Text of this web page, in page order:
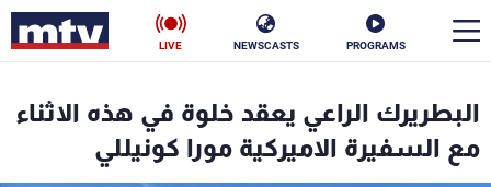
PROGRAMS
NEWSCASTS
LIVE
البطريرك الراعي يعقد خلوة في هذه الاثناء
مع السفيرة الاميركية مورا كونيللي
الأخبار